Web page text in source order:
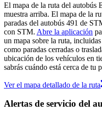
El mapa de la ruta del autobús
muestra arriba. El mapa de la
paradas del autobús 491 de
con STM. Abre la aplicación
un mapa sobre la ruta,
como paradas cerradas o
ubicación de los vehículos en
sabrás cuándo está cerca de tu
Ver el mapa detallado de la ruta
Alertas de servicio del